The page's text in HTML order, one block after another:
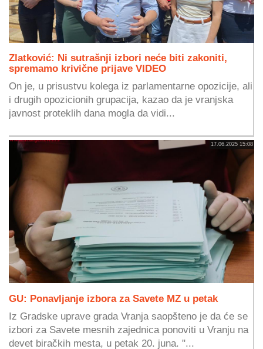
Zlatković: Ni sutrašnji izbori neće biti zakoniti,
spremamo krivične prijave VIDEO
On je, u prisustvu kolega iz parlamentarne opozicije, ali
i drugih opozicionih grupacija, kazao da je vranjska
javnost proteklih dana mogla da vidi...
17.06.2025 15:08
GU: Ponavljanje izbora za Savete MZ u petak
Iz Gradske uprave grada Vranja saopšteno je da će se
izbori za Savete mesnih zajednica ponoviti u Vranju na
devet biračkih mesta, u petak 20. juna. "...